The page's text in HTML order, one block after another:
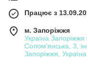
Працює з
м. Запоріжжя
Україна
Солом'янська, 3,
Запоріжжя, Україна